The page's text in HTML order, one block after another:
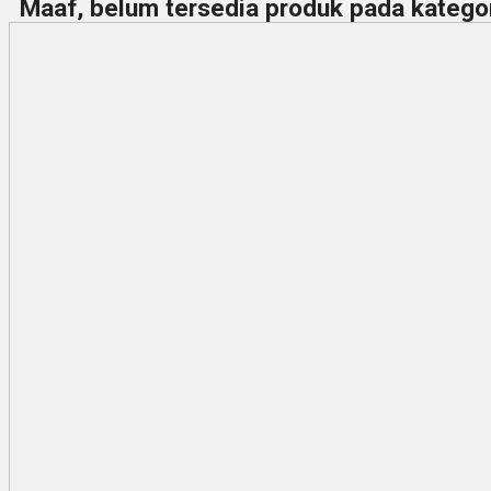
Maaf, belum tersedia produk pada